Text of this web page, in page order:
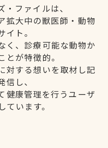
ファイルは、
拡大中の獣医師・動物
イト。
く、診療可能な動物か
とが特徴的。
対する想いを取材し記
信し、
健康管理を行うユーザ
ています。